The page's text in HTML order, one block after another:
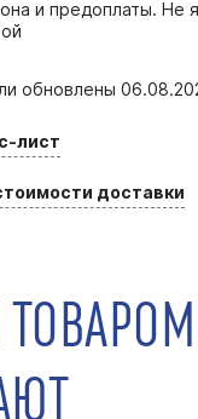
и предоплаты. Не
обновлены
лист
доставки